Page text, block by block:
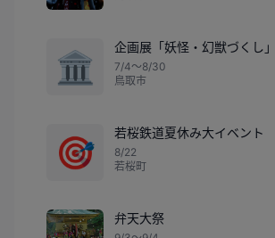
🏛️
企画展「妖怪・幻獣づくし」
7/4〜8/30
鳥取市
🎯
若桜鉄道夏休み大イベント
8/22
若桜町
弁天大祭